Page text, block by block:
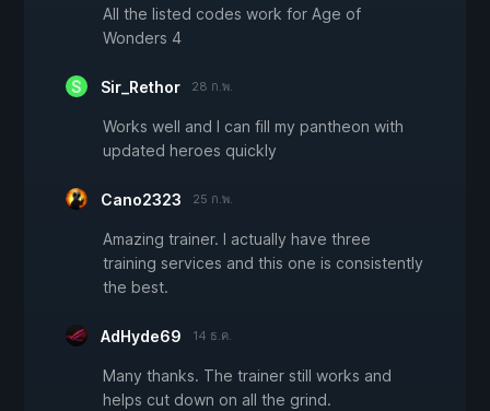
All the listed codes work for Age of
Wonders 4
Sir_Rethor 28 ก.พ.
Works well and I can fill my pantheon with
updated heroes quickly
Cano2323 25 ก.พ.
Amazing trainer. I actually have three
training services and this one is consistently
the best.
AdHyde69 14 ธ.ค.
Many thanks. The trainer still works and
helps cut down on all the grind.